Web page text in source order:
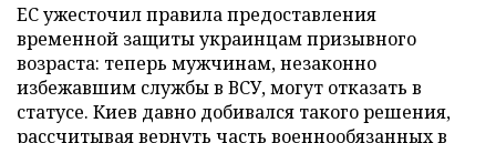
ЕС ужесточил правила предоставления
временной защиты украинцам призывного
возраста: теперь мужчинам, незаконно
избежавшим службы в ВСУ, могут отказать в
статусе. Киев давно добивался такого решения,
рассчитывая вернуть часть военнообязанных в